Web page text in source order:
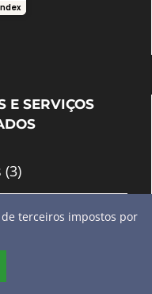
E SERVIÇOS
(3)
GMB
terceiros impostos por